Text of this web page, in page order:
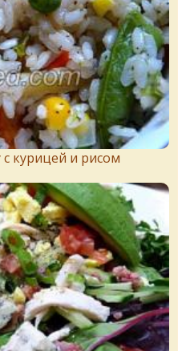
курицей и рисом